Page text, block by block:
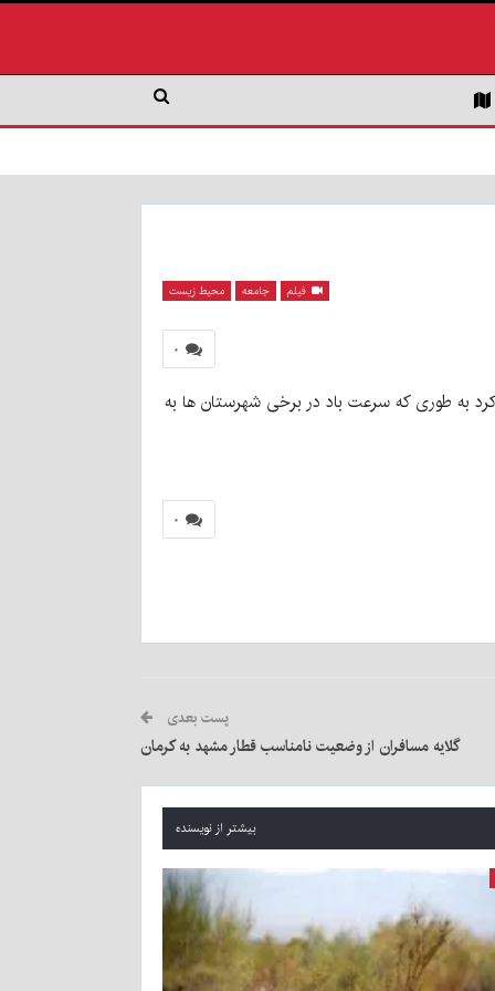
فیلم جامعه محیط زیست
۰
به طوری که سرعت باد در برخی شهرستان ها به
۰
پست بعدی
گلایه مسافران از وضعیت نامناسب قطار مشهد به کرمان
بیشتر از نویسنده